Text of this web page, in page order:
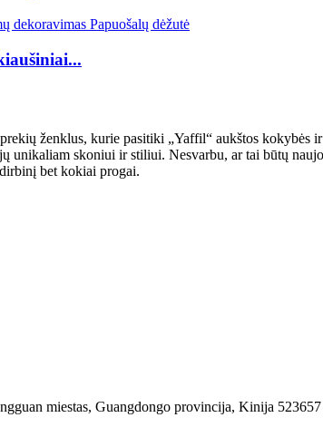
ženklus, kurie pasitiki „Yaffil“ aukštos
unikaliam skoniui ir stiliui. Nesvarbu, ar tai būtų
bet kokiai progai.
miestas, Guangdongo provincija, Kinija 523657